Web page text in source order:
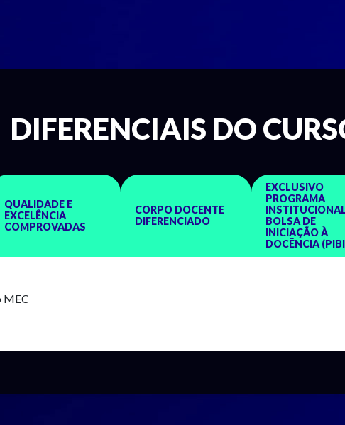
DIFERENCIAIS DO
QUALIDADE E
EXCELÊNCIA
COMPROVADAS
CORPO DOCENTE
DIFERENCIADO
EXCLUSIVO
PROGRAMA
BOLSA DE
INICIAÇÃO À
DOCÊNCIA
MEC